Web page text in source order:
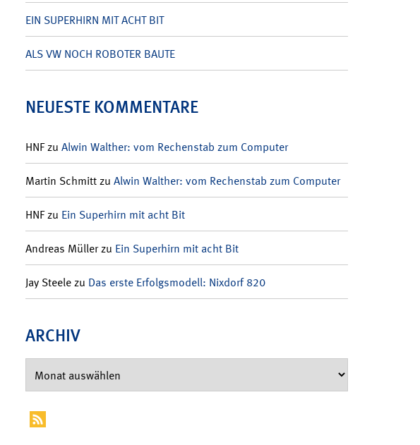
EIN SUPERHIRN MIT ACHT BIT
ALS VW NOCH ROBOTER BAUTE
NEUESTE KOMMENTARE
HNFzu Alwin Walther: vom Rechenstab zum Computer
Martin Schmittzu Alwin Walther: vom Rechenstab zum Computer
HNFzu Ein Superhirn mit acht Bit
Andreas Müllerzu Ein Superhirn mit acht Bit
Jay Steelezu Das erste Erfolgsmodell: Nixdorf 820
ARCHIV